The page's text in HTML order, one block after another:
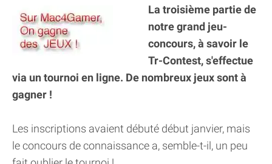
La troisième partie de
notre grand jeu-
concours, à savoir le
Tr-Contest, s'effectue
via un tournoi en ligne. De nombreux jeux sont à
gagner !
Les inscriptions avaient débuté début janvier, mais
le concours de connaissance a, semble-t-il, un peu